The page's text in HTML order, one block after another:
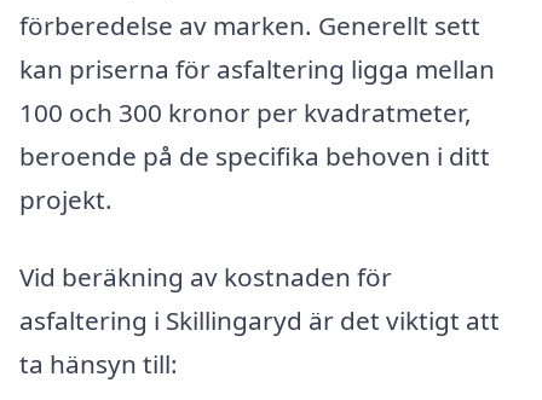
förberedelse av marken. Generellt sett
kan priserna för asfaltering ligga mellan
100 och 300 kronor per kvadratmeter,
beroende på de specifika behoven i ditt
projekt.
Vid beräkning av kostnaden för
asfaltering i Skillingaryd är det viktigt att
ta hänsyn till: